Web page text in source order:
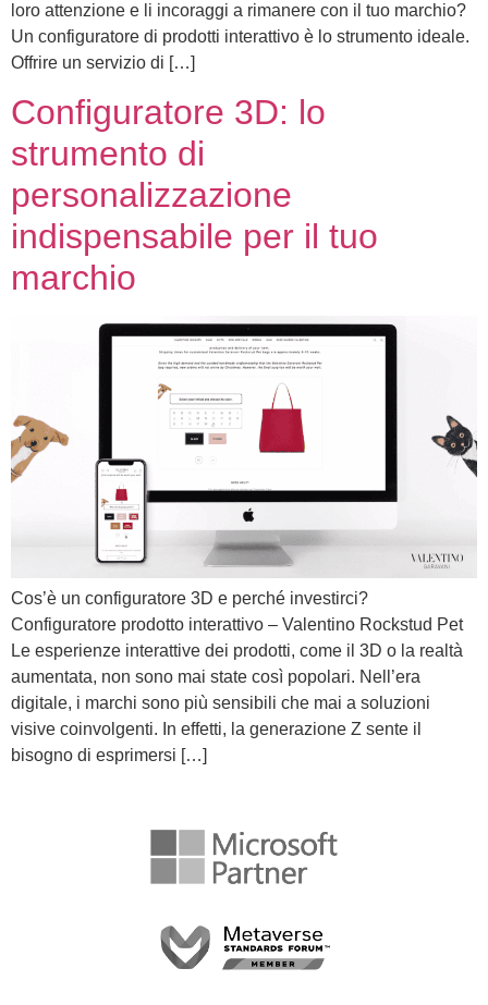
loro attenzione e li incoraggi a rimanere con il tuo marchio?
Un configuratore di prodotti interattivo è lo strumento ideale.
Offrire un servizio di […]
Configuratore 3D: lo
strumento di
personalizzazione
indispensabile per il tuo
marchio
Cos’è un configuratore 3D e perché investirci?
Configuratore prodotto interattivo – Valentino Rockstud Pet
Le esperienze interattive dei prodotti, come il 3D o la realtà
aumentata, non sono mai state così popolari. Nell’era
digitale, i marchi sono più sensibili che mai a soluzioni
visive coinvolgenti. In effetti, la generazione Z sente il
bisogno di esprimersi […]